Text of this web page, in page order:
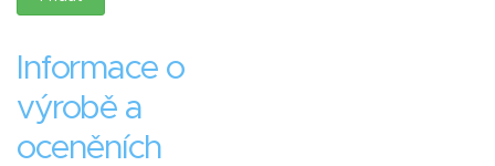
Informace o
výrobě a
oceněních